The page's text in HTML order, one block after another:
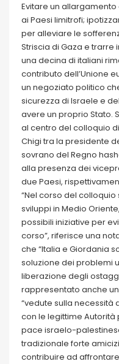
Evitare un
ai Paesi limitrofi;
per alleviare le
Striscia di Gaza e trarre
una decina di italiani
contributo dell’Unione
un negoziato politico
sicurezza di Israele e
avere un proprio Stato.
al centro del colloquio
Chigi tra la presidente
sovrano del Regno
alla presenza dei
due Paesi,
“Nel corso del
sviluppi in Medio
possibili iniziative per
corso”, riferisce una
che “Italia e Giordania
soluzione dei problemi
liberazione degli
rappresentato anche
“vedute sulla necessità
con le legittime
pace israelo-
tradizionale forte
contribuire ad